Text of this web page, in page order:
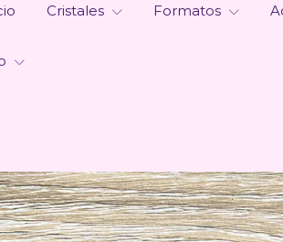
Cristales Formatos